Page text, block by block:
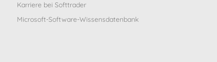
Karriere bei Softtrader
Microsoft-Software-Wissensdatenbank